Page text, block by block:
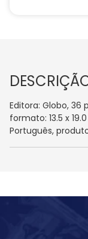
Editora: Globo, 36
formato: 13.5 x
Português,